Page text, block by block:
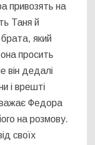
привозять на
Таня й
який
просить
він дедалі
і врешті
Федора
на розмову.
своїх